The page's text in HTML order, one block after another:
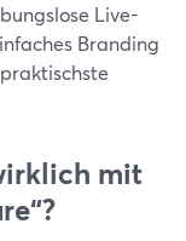
Live-
Branding
mit